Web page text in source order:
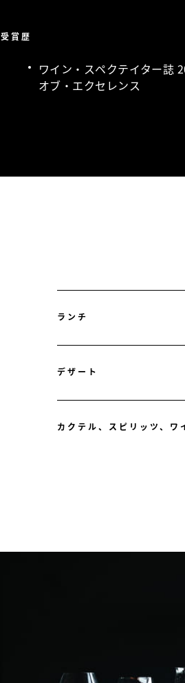
受賞歴
ワイン・スペクテイター誌
オブ・エクセレンス
ランチ
デザート
カクテル、スピリッツ、ワ